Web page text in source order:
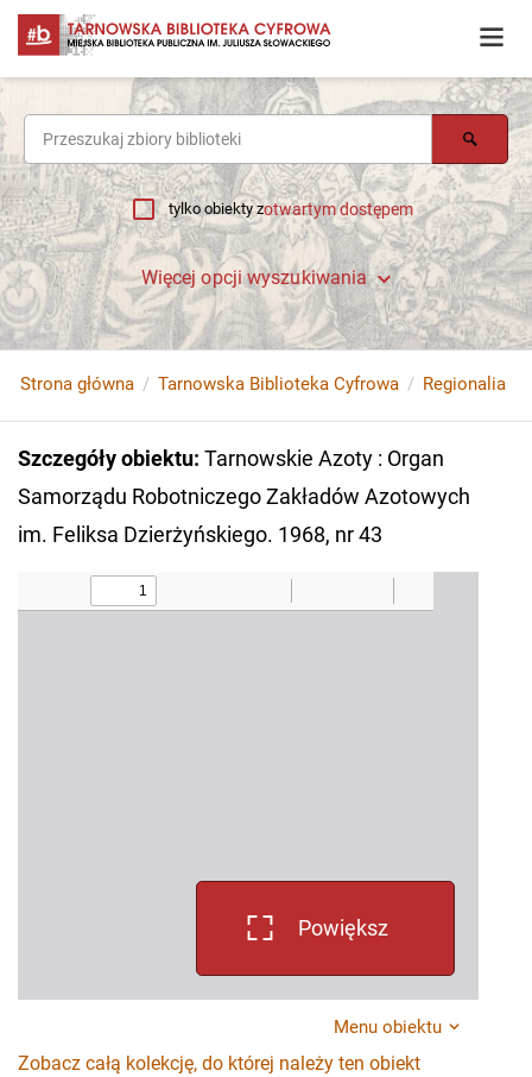
tylko obiekty zotwartym dostępem
Więcej opcji wyszukiwania
Strona główna Tarnowska Biblioteka Cyfrowa Regionalia
Szczegóły obiektu: Tarnowskie Azoty : Organ
Samorządu Robotniczego Zakładów Azotowych
im. Feliksa Dzierżyńskiego. 1968, nr 43
Powiększ
Menu obiektu
Zobacz całą kolekcję, do której należy ten obiekt